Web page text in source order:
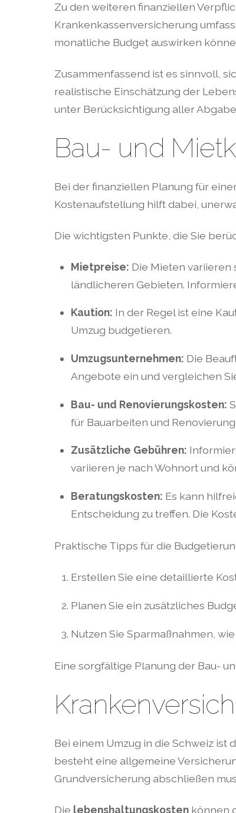
Zu den weiteren finanziellen
Krankenkassenversicherung
monatliche Budget auswirken
Zusammenfassend ist es sinnvoll,
realistische Einschätzung der
unter Berücksichtigung aller
Bau- und
Bei der finanziellen Planung für
Kostenaufstellung hilft dabei,
Die wichtigsten Punkte, die Sie
Mietpreise: Die Mieten variieren
ländlicheren Gebieten.
Kaution: In der Regel ist eine
Umzug budgetieren.
Umzugsunternehmen: Die
Angebote ein und vergleichen
Bau- und Renovierungskosten:
für Bauarbeiten und
Zusätzliche Gebühren:
variieren je nach Wohnort und
Beratungskosten: Es kann
Entscheidung zu treffen. Die
Praktische Tipps für die
Erstellen Sie eine detaillierte
Planen Sie ein zusätzliches
Nutzen Sie Sparmaßnahmen,
Eine sorgfältige Planung der Bau-
Bei einem Umzug in die Schweiz
besteht eine allgemeine
Grundversicherung abschließen
Die lebenshaltungskosten können